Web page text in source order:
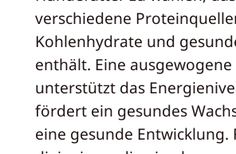
verschiedene
Kohlenhydrate und
enthält. Eine
unterstützt das
fördert ein gesundes
eine gesunde Entwicklung.